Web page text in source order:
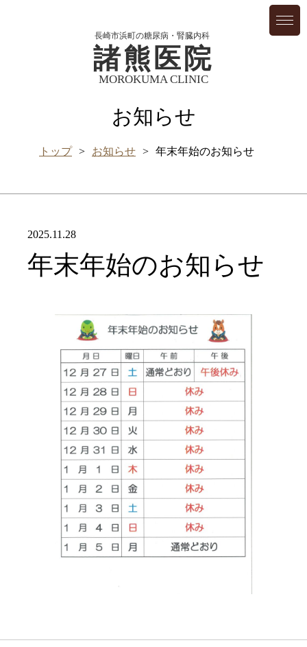
長崎市浜町の糖尿病・腎臓内科
諸熊医院
MOROKUMA CLINIC
お知らせ
トップ お知らせ 年末年始のお知らせ
2025.11.28
年末年始のお知らせ